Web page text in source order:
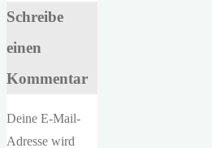
Schreibe
einen
Kommentar
Deine E-Mail-
Adresse wird